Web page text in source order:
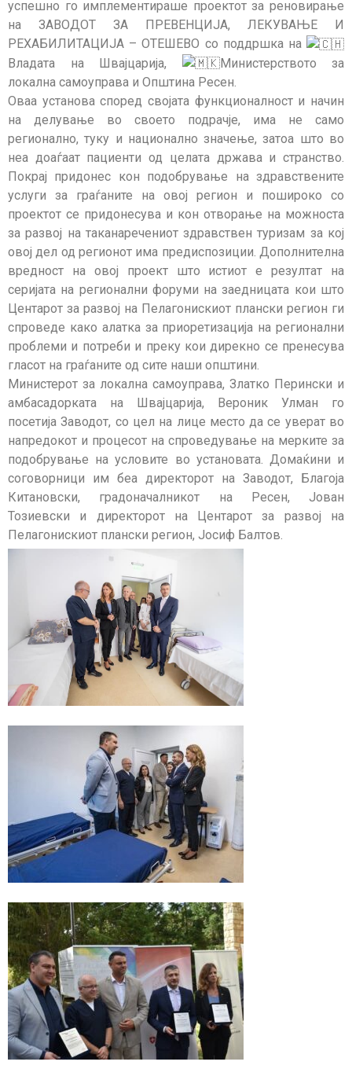
успешно го имплементираше проектот за реновирање
на ЗАВОДОТ ЗА ПРЕВЕНЦИЈА, ЛЕКУВАЊЕ И
РЕХАБИЛИТАЦИЈА – ОТЕШЕВО со поддршка на
Владата на Швајцарија,
Министерството за
локална самоуправа и Општина Ресен.
Оваа установа според својата функционалност и начин
на делување во своето подрачје, има нe само
регионално, туку и национално значење, затоа што во
неа доаѓаат пациенти од целата држава и странство.
Покрај придонес кон подобрување на здравствените
услуги за граѓаните на овој регион и пошироко со
проектот се придонесува и кон отворање на можноста
за развој на таканаречениот здравствен туризам за кој
овој дел од регионот има предиспозиции. Дополнителна
вредност на овој проект што истиот е резултат на
серијата на регионални форуми на заедницата кои што
Центарот за развој на Пелагонискиот плански регион ги
спроведе како алатка за приоретизација на регионални
проблеми и потреби и преку кои дирекно се пренесува
гласот на граѓаните од сите наши општини.
Министерот за локална самоуправа, Златко Перински и
амбасадорката на Швајцарија, Вероник Улман го
посетија Заводот, со цел на лице место да се уверат во
напредокот и процесот на спроведување на мерките за
подобрување на условите во установата. Домаќини и
соговорници им беа директорот на Заводот, Благоја
Китановски, градоначалникот на Ресен, Јован
Тозиевски и директорот на Центарот за развој на
Пелагонискиот плански регион, Јосиф Балтов.